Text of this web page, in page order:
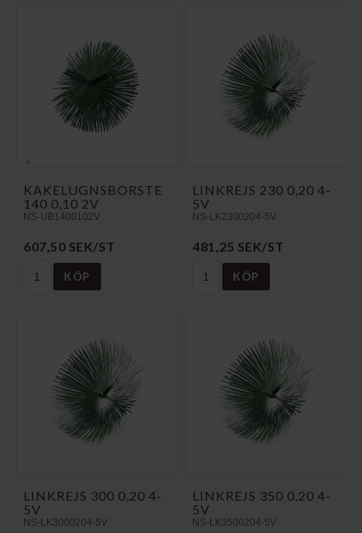
KAKELUGNSBORSTE
140 0,10 2V
NS-UB1400102V
607,50 SEK/ST
KÖP
LINKREJS 230 0,20 4-
5V
NS-LK2300204-5V
481,25 SEK/ST
KÖP
LINKREJS 300 0,20 4-
5V
NS-LK3000204-5V
LINKREJS 350 0,20 4-
5V
NS-LK3500204-5V